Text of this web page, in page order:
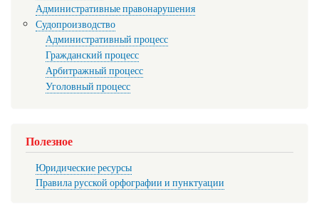
Административные правонарушения
Судопроизводство
Административный процесс
Гражданский процесс
Арбитражный процесс
Уголовный процесс
Полезное
Юридические ресурсы
Правила русской орфографии и пунктуации